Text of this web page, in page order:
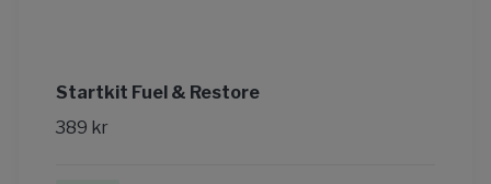
Startkit Fuel & Restore
389 kr